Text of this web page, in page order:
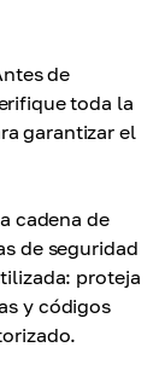
de
toda la
garantizar el
cadena de
de seguridad
proteja
y códigos